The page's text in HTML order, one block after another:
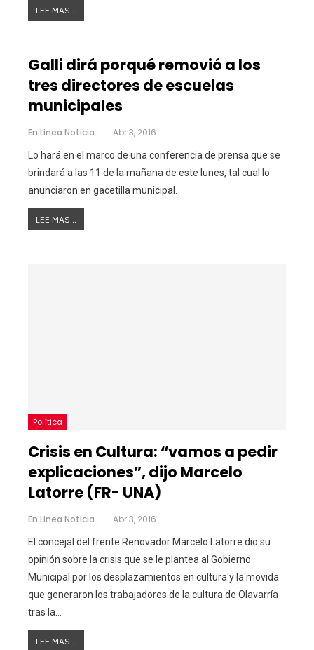
LEE MAS...
Galli dirá porqué removió a los
tres directores de escuelas
municipales
En Linea Noticias Abr 3, 2016
Lo hará en el marco de una conferencia de prensa que se
brindará a las 11 de la mañana de este lunes, tal cual lo
anunciaron en gacetilla municipal.
LEE MAS...
Política
Crisis en Cultura: “vamos a pedir
explicaciones”, dijo Marcelo
Latorre (FR- UNA)
En Linea Noticias Abr 3, 2016
El concejal del frente Renovador Marcelo Latorre dio su
opinión sobre la crisis que se le plantea al Gobierno
Municipal por los desplazamientos en cultura y la movida
que generaron los trabajadores de la cultura de Olavarría
tras la…
LEE MAS...